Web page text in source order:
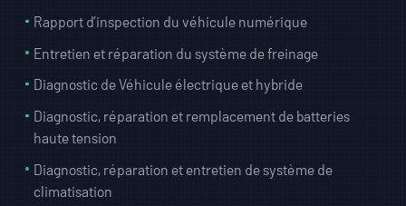
Rapport d’inspection du véhicule numérique
Entretien et réparation du système de freinage
Diagnostic de Véhicule électrique et hybride
Diagnostic, réparation et remplacement de batteries
haute tension
Diagnostic, réparation et entretien de système de
climatisation